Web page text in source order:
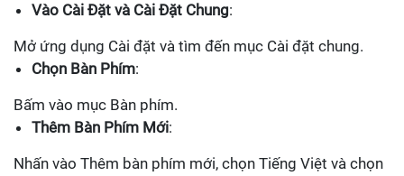
Vào Cài Đặt và Cài Đặt Chung:
Mở ứng dụng Cài đặt và tìm đến mục Cài đặt chung.
Chọn Bàn Phím:
Bấm vào mục Bàn phím.
Thêm Bàn Phím Mới:
Nhấn vào Thêm bàn phím mới, chọn Tiếng Việt và chọn